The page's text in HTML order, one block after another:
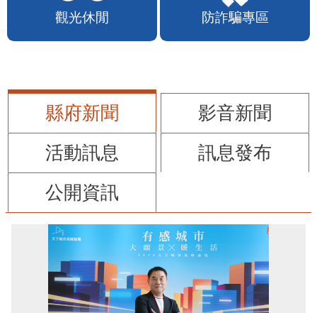
觀光休閒 防詐騙專區
縣府新聞
影音新聞
活動訊息
訊息發布
公開資訊